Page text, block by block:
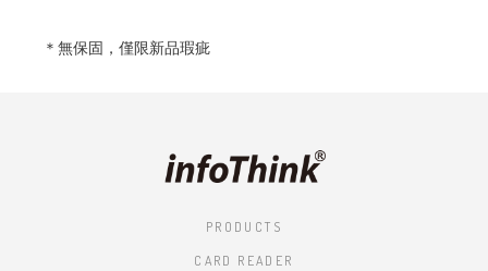
＊無保固，僅限新品瑕疵
PRODUCTS
CARD READER